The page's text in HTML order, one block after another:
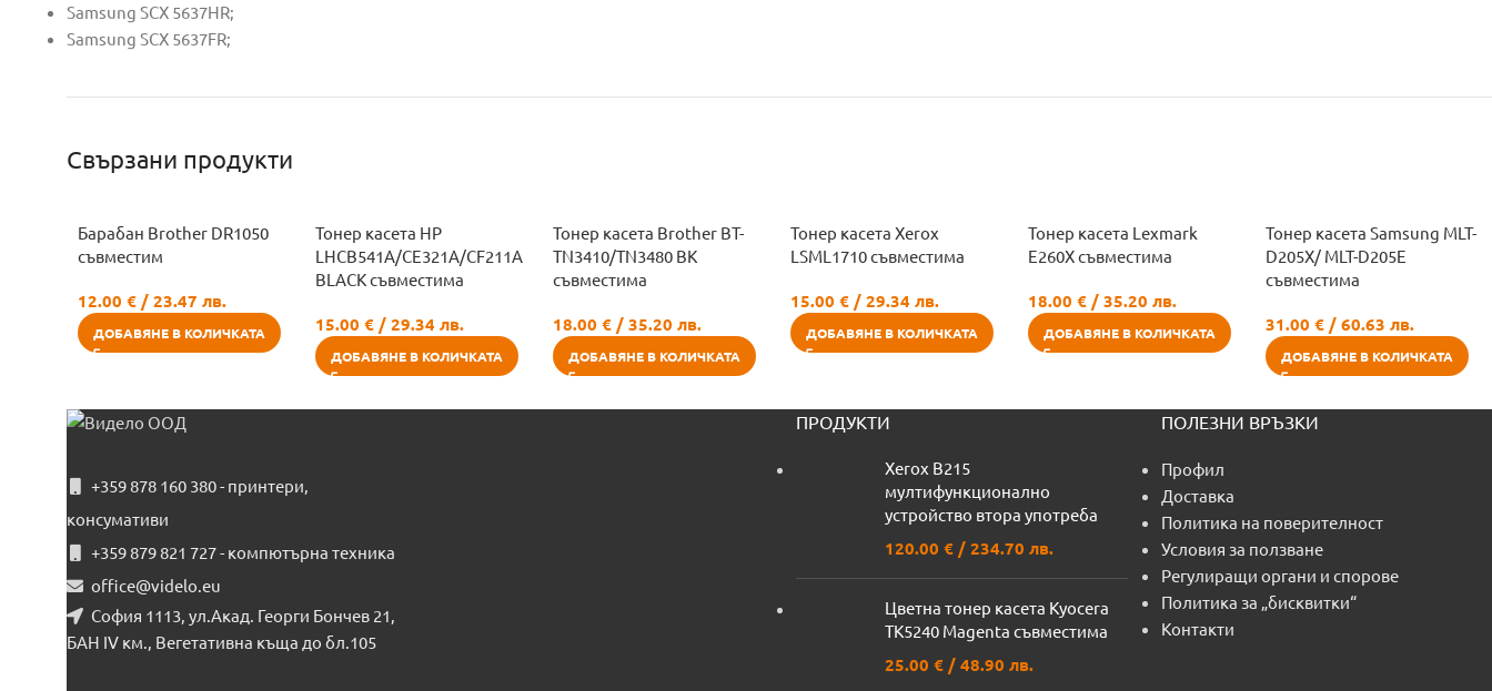
Samsung SCX 5637HR;
Samsung SCX 5637FR;
Свързани продукти
Барабан Brother DR1050
съвместим
12.00 € / 23.47 лв.
ДОБАВЯНЕ В КОЛИЧКАТА
Тонер касета HP
LHCB541A/CE321A/CF211A
BLACK съвместима
15.00 € / 29.34 лв.
ДОБАВЯНЕ В КОЛИЧКАТА
Тонер касета Brother BT-
TN3410/TN3480 BK
съвместима
18.00 € / 35.20 лв.
ДОБАВЯНЕ В КОЛИЧКАТА
Тонер касета Xerox
LSML1710 съвместима
15.00 € / 29.34 лв.
ДОБАВЯНЕ В КОЛИЧКАТА
Тонер касета Lexmark
E260X съвместима
18.00 € / 35.20 лв.
ДОБАВЯНЕ В КОЛИЧКАТА
Тонер касета Samsung MLT-
D205X/ MLT-D205E
съвместима
31.00 € / 60.63 лв.
ДОБАВЯНЕ В КОЛИЧКАТА
+359 878 160 380 - принтери,
консумативи
+359 879 821 727 - компютърна техника
office@videlo.eu
София 1113, ул.Акад. Георги Бончев 21,
БАН IV км., Вегетативна къща до бл.105
ПРОДУКТИ
Xerox B215
мултифункционално
устройство втора употреба
120.00 € / 234.70 лв.
Цветна тонер касета Kyocera
TK5240 Magenta съвместима
25.00 € / 48.90 лв.
ПОЛЕЗНИ ВРЪЗКИ
Профил
Доставка
Политика на поверителност
Условия за ползване
Регулиращи органи и спорове
Политика за „бисквитки“
Контакти